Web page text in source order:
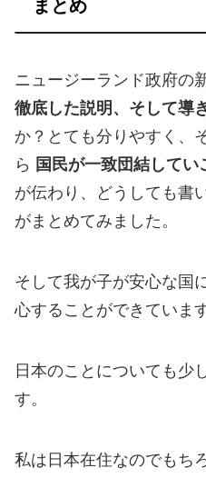
まとめ
ニュージーランド政府の
徹底した説明、そして導
か？とても分りやすく、
ら 国民が一致団結してい
が伝わり、どうしても書
がまとめてみました。
そして我が子が安心な国
心することができています
日本のことについても少
す。
私は日本在住なのでもち